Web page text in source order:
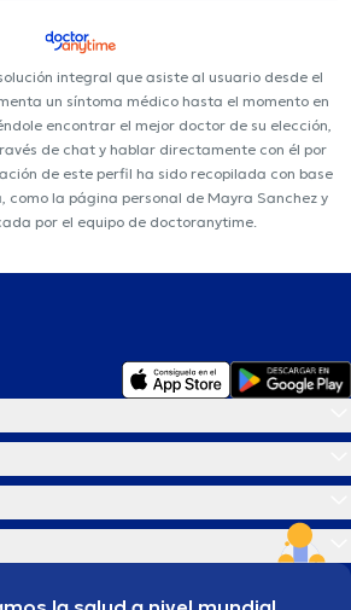
integral que asiste al usuario desde el
un síntoma médico hasta el momento en
encontrar el mejor doctor de su elección,
de chat y hablar directamente con él por
de este perfil ha sido recopilada con base
como la página personal de Mayra Sanchez y
por el equipo de doctoranytime.